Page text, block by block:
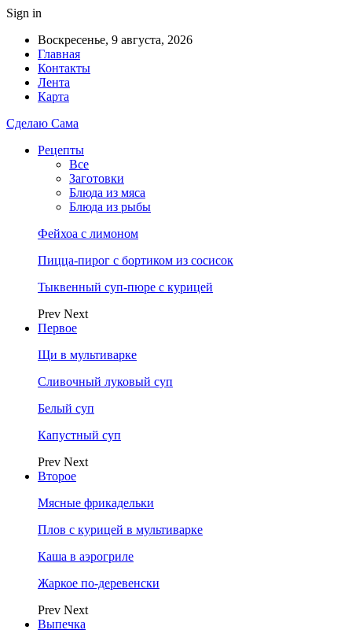
Sign in
Воскресенье, 9 августа, 2026
Главная
Контакты
Лента
Карта
Сделаю Сама
Рецепты
Все
Заготовки
Блюда из мяса
Блюда из рыбы
Фейхоа с лимоном
Пицца-пирог с бортиком из сосисок
Тыквенный суп-пюре с курицей
Prev Next
Первое
Щи в мультиварке
Сливочный луковый суп
Белый суп
Капустный суп
Prev Next
Второе
Мясные фрикадельки
Плов с курицей в мультиварке
Каша в аэрогриле
Жаркое по-деревенски
Prev Next
Выпечка